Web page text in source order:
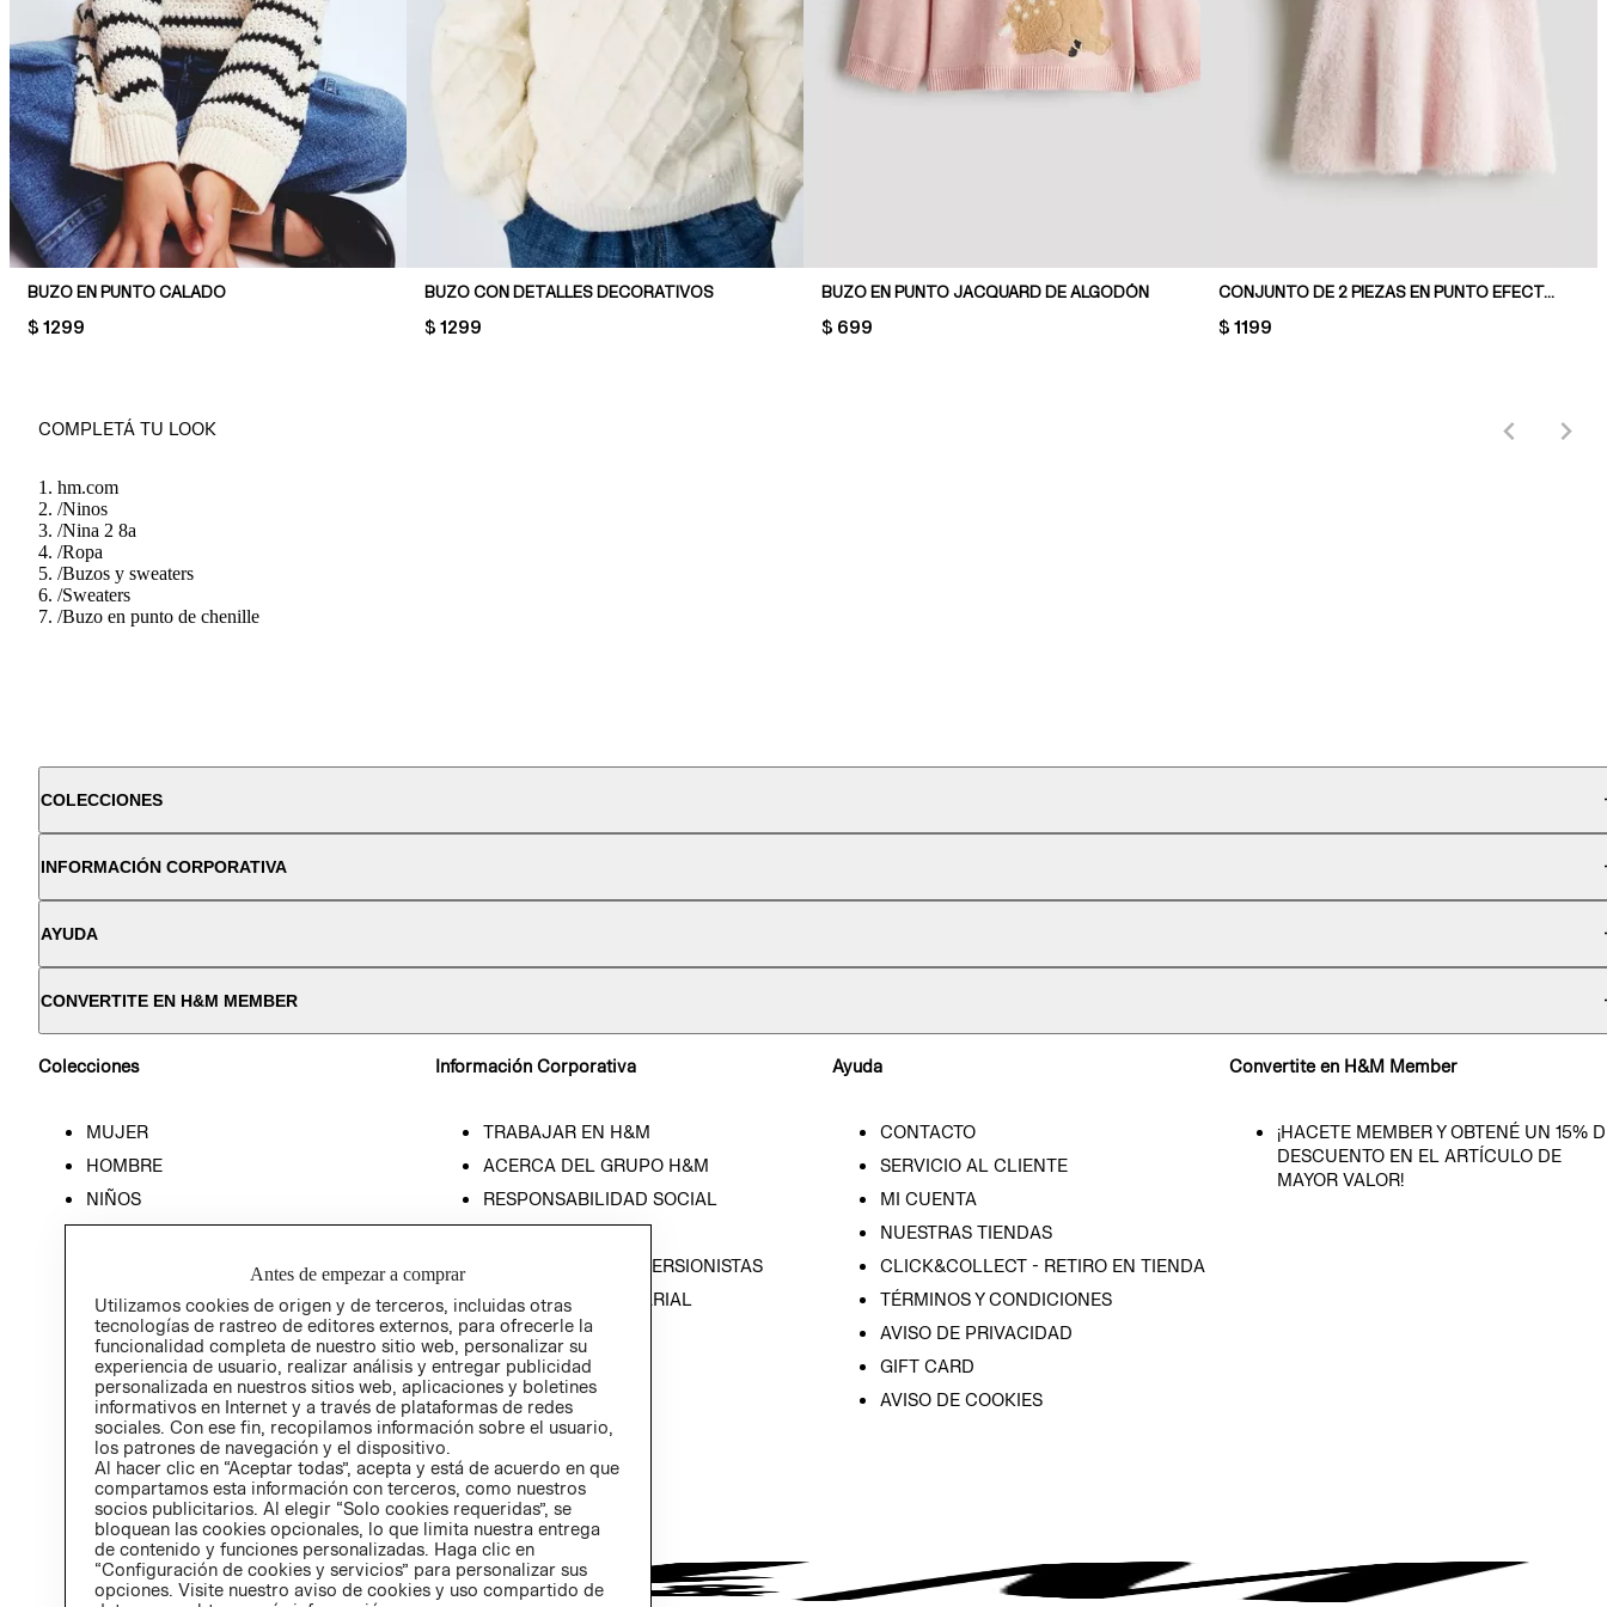
BUZO EN PUNTO CALADO
PRICE:
$ 1299
BUZO CON DETALLES DECORATIVOS
PRICE:
$ 1299
BUZO EN PUNTO JACQUARD DE ALGODÓN
PRICE:
$ 699
CONJUNTO DE 2 PIEZAS EN PUNTO EFECTO PELUDITO
PRICE:
$ 1199
COMPLETÁ TU LOOK
hm.com
/Ninos
/Nina 2 8a
/Ropa
/Buzos y sweaters
/Sweaters
/Buzo en punto de chenille
COLECCIONES
INFORMACIÓN CORPORATIVA
AYUDA
CONVERTITE EN H&M MEMBER
Colecciones
MUJER
HOMBRE
NIÑOS
HOME
Información Corporativa
TRABAJAR EN H&M
ACERCA DEL GRUPO H&M
RESPONSABILIDAD SOCIAL
PRENSA
RELACIÓN CON INVERSIONISTAS
POLÍTICA EMPRESARIAL
Ayuda
CONTACTO
SERVICIO AL CLIENTE
MI CUENTA
NUESTRAS TIENDAS
CLICK&COLLECT - RETIRO EN TIENDA
TÉRMINOS Y CONDICIONES
AVISO DE PRIVACIDAD
GIFT CARD
AVISO DE COOKIES
Convertite en H&M Member
¡HACETE MEMBER Y OBTENÉ UN 15%
DESCUENTO EN EL ARTÍCULO DE
MAYOR VALOR!
Antes de empezar a comprar
Utilizamos cookies de origen y de terceros, incluidas otras
tecnologías de rastreo de editores externos, para ofrecerle la
funcionalidad completa de nuestro sitio web, personalizar su
experiencia de usuario, realizar análisis y entregar publicidad
personalizada en nuestros sitios web, aplicaciones y boletines
informativos en Internet y a través de plataformas de redes
sociales. Con ese fin, recopilamos información sobre el usuario,
los patrones de navegación y el dispositivo.
Al hacer clic en “Aceptar todas”, acepta y está de acuerdo en que
compartamos esta información con terceros, como nuestros
socios publicitarios. Al elegir “Solo cookies requeridas”, se
bloquean las cookies opcionales, lo que limita nuestra entrega
de contenido y funciones personalizadas. Haga clic en
“Configuración de cookies y servicios” para personalizar sus
opciones. Visite nuestro aviso de cookies y uso compartido de